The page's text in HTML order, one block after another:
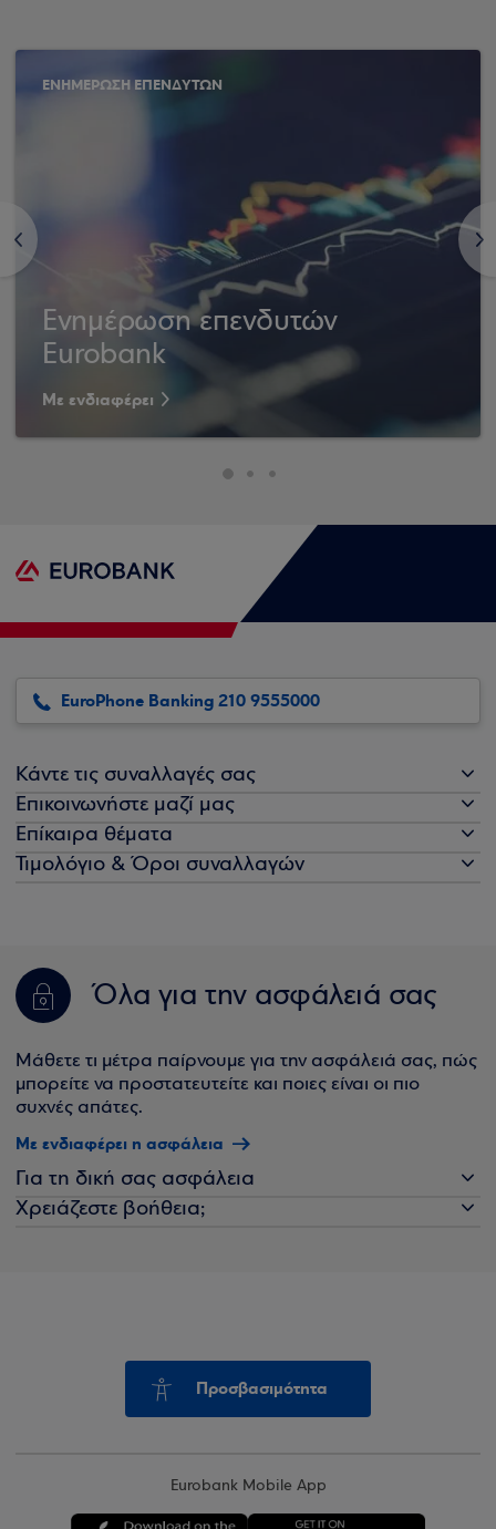
<
ΕΝΗΜΕΡΩΣΗ ΕΠΕΝΔΥΤΩΝ
Ενημέρωση επενδυτών
Eurobank
Με ενδιαφέρει
>
EuroPhone Banking 210 9555000
Κάντε τις συναλλαγές σας
Επικοινωνήστε μαζί μας
Επίκαιρα θέματα
Τιμολόγιο & Όροι συναλλαγών
Όλα για την ασφάλειά σας
Μάθετε τι μέτρα παίρνουμε για την ασφάλειά σας, πώς
μπορείτε να προστατευτείτε και ποιες είναι οι πιο
συχνές απάτες.
Με ενδιαφέρει η ασφάλεια
Για τη δική σας ασφάλεια
Χρειάζεστε βοήθεια;
Προσβασιμότητα
Eurobank Mobile App